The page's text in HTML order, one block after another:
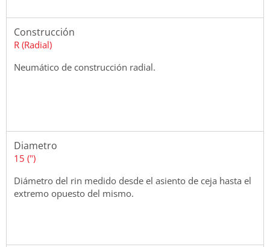
Construcción
R (Radial)
Neumático de construcción radial.
Diametro
15 (")
Diámetro del rin medido desde el asiento de ceja hasta el
extremo opuesto del mismo.